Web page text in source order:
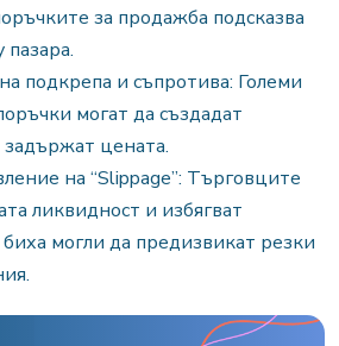
за продажба подсказва
пазара.
подкрепа и съпротива: Големи
могат да създадат
цената.
на “Slippage”: Търговците
ликвидност и избягват
могли да предизвикат резки